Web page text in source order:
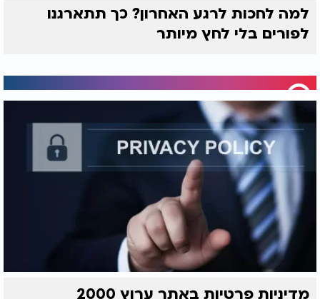
למה לחכות לרגע האחרון? כך תתארגנו
לפורים בלי לחץ מיותר
מדיניות פרטיות באתר ערוץ 2000